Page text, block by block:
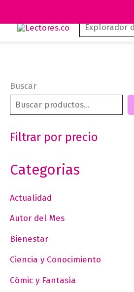
Buscar
Buscar
Filtrar por precio
Categorias
Actualidad
Autor del Mes
Bienestar
Ciencia y Conocimiento
Cómic y Fantasía